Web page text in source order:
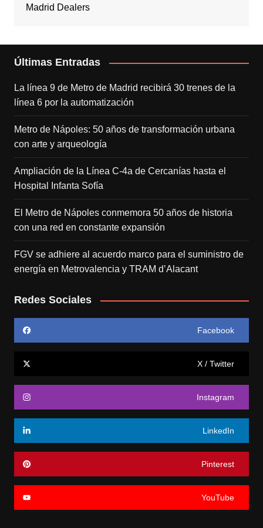
Madrid Dealers
Últimas Entradas
La línea 9 de Metro de Madrid recibirá 30 trenes de la
línea 6 por la automatización
Metro de Nápoles: 50 años de transformación urbana
con arte y arqueología
Ampliación de la Línea C-4a de Cercanías hasta el
Hospital Infanta Sofía
El Metro de Nápoles conmemora 50 años de historia
con una red en constante expansión
FGV se adhiere al acuerdo marco para el suministro de
energía en Metrovalencia y TRAM d’Alacant
Redes Sociales
Facebook
X / Twitter
Instagram
LinkedIn
Pinterest
YouTube